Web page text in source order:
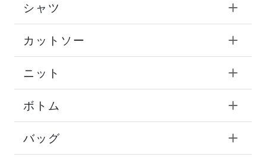
シャツ
カットソー
ニット
ボトム
バッグ